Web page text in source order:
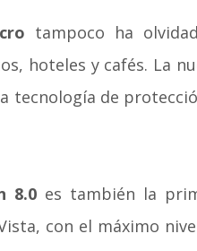
tampoco ha
hoteles y cafés. La
tecnología de
8.0 es también la
con el máximo